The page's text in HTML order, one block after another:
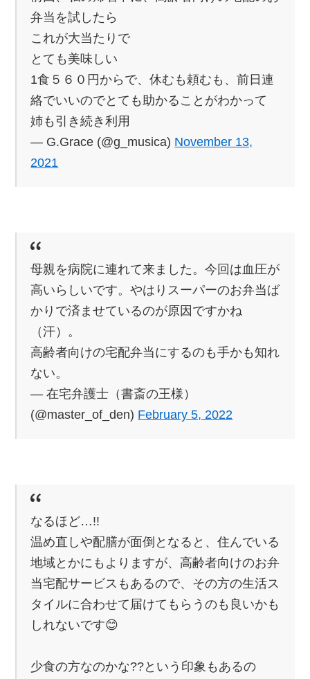
弁当を試したら
これが大当たりで
とても美味しい
1食５６０円からで、休むも頼むも、前日連
絡でいいのでとても助かることがわかって
姉も引き続き利用
— G.Grace (@g_musica) November 13,
2021
母親を病院に連れて来ました。今回は血圧が
高いらしいです。やはりスーパーのお弁当ば
かりで済ませているのが原因ですかね
（汗）。
高齢者向けの宅配弁当にするのも手かも知れ
ない。
— 在宅弁護士（書斎の王様）
(@master_of_den) February 5, 2022
なるほど…!!
温め直しや配膳が面倒となると、住んでいる
地域とかにもよりますが、高齢者向けのお弁
当宅配サービスもあるので、その方の生活ス
タイルに合わせて届けてもらうのも良いかも
しれないです😊
少食の方なのかな??という印象もあるの